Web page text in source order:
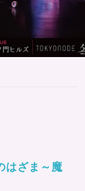
はざま～魔